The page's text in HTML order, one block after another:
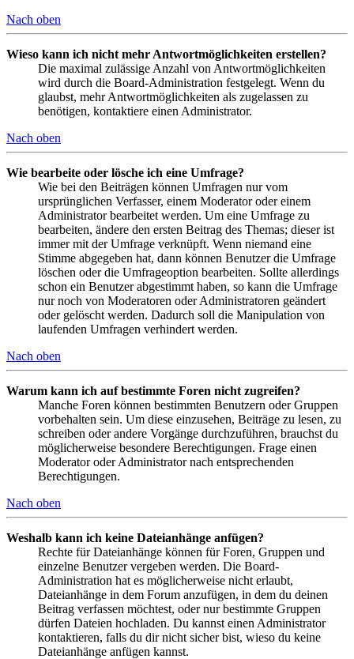
Nach oben
Wieso kann ich nicht mehr Antwortmöglichkeiten erstellen?
Die maximal zulässige Anzahl von Antwortmöglichkeiten
wird durch die Board-Administration festgelegt. Wenn du
glaubst, mehr Antwortmöglichkeiten als zugelassen zu
benötigen, kontaktiere einen Administrator.
Nach oben
Wie bearbeite oder lösche ich eine Umfrage?
Wie bei den Beiträgen können Umfragen nur vom
ursprünglichen Verfasser, einem Moderator oder einem
Administrator bearbeitet werden. Um eine Umfrage zu
bearbeiten, ändere den ersten Beitrag des Themas; dieser ist
immer mit der Umfrage verknüpft. Wenn niemand eine
Stimme abgegeben hat, dann können Benutzer die Umfrage
löschen oder die Umfrageoption bearbeiten. Sollte allerdings
schon ein Benutzer abgestimmt haben, so kann die Umfrage
nur noch von Moderatoren oder Administratoren geändert
oder gelöscht werden. Dadurch soll die Manipulation von
laufenden Umfragen verhindert werden.
Nach oben
Warum kann ich auf bestimmte Foren nicht zugreifen?
Manche Foren können bestimmten Benutzern oder Gruppen
vorbehalten sein. Um diese einzusehen, Beiträge zu lesen, zu
schreiben oder andere Vorgänge durchzuführen, brauchst du
möglicherweise besondere Berechtigungen. Frage einen
Moderator oder Administrator nach entsprechenden
Berechtigungen.
Nach oben
Weshalb kann ich keine Dateianhänge anfügen?
Rechte für Dateianhänge können für Foren, Gruppen und
einzelne Benutzer vergeben werden. Die Board-
Administration hat es möglicherweise nicht erlaubt,
Dateianhänge in dem Forum anzufügen, in dem du deinen
Beitrag verfassen möchtest, oder nur bestimmte Gruppen
dürfen Dateien hochladen. Du kannst einen Administrator
kontaktieren, falls du dir nicht sicher bist, wieso du keine
Dateianhänge anfügen kannst.